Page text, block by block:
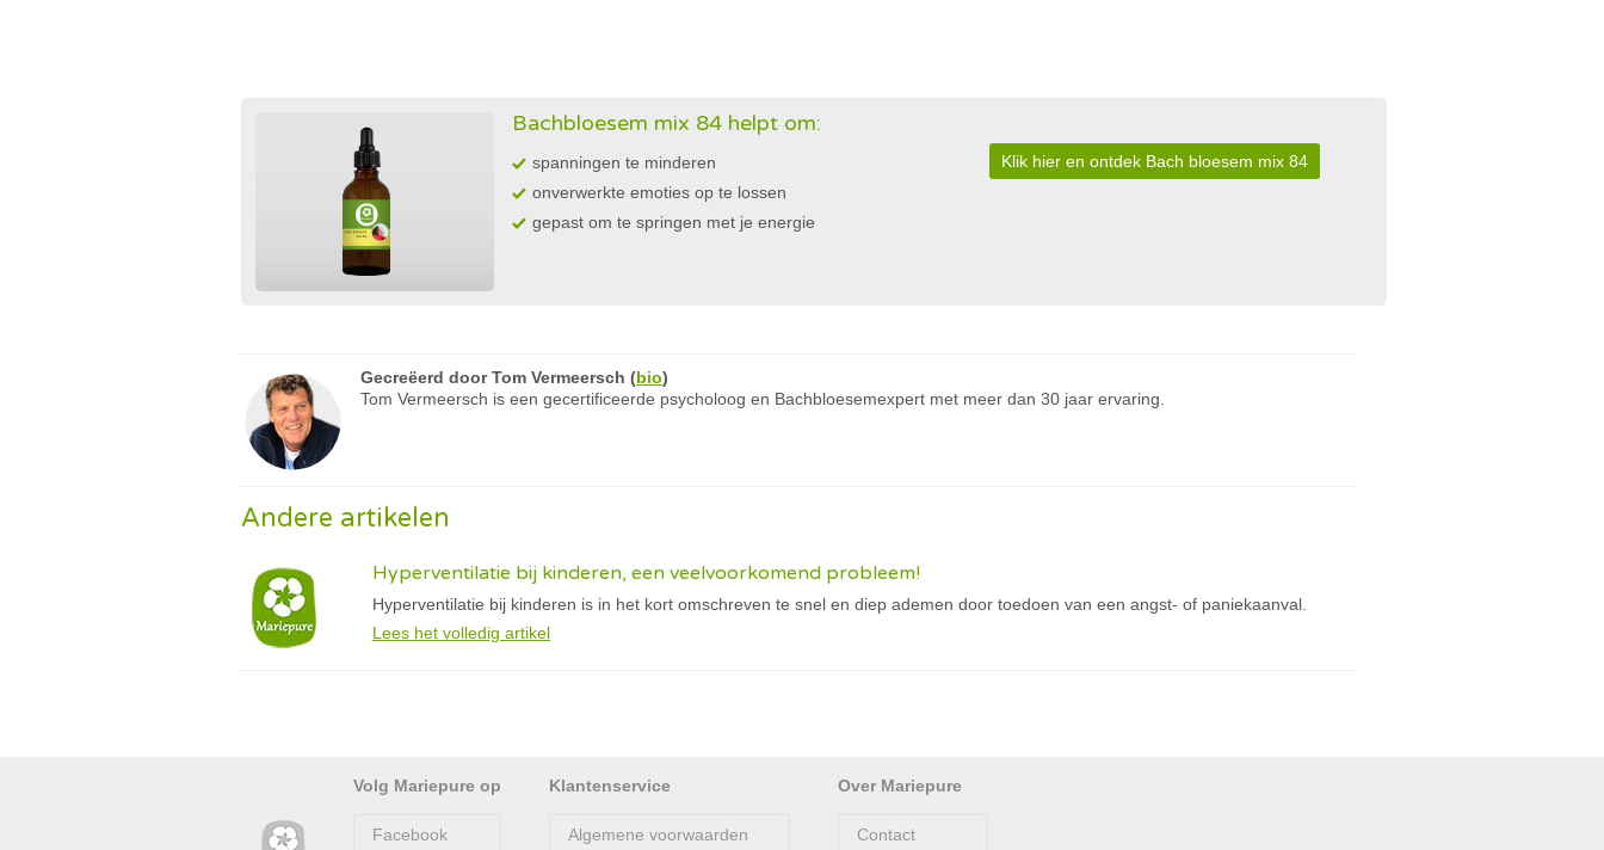
Bachbloesem mix 84 helpt om:
spanningen te minderen
onverwerkte emoties op te lossen
gepast om te springen met je energie
Klik hier en ontdek Bach bloesem mix 84
Gecreëerd doorTom Vermeersch (bio)
Tom Vermeersch is een gecertificeerde psycholoog en Bachbloesemexpert met meer dan 30 jaar ervaring.
Andere artikelen
Hyperventilatie bij kinderen, een veelvoorkomend probleem!
Hyperventilatie bij kinderen is in het kort omschreven te snel en diep ademen door toedoen van een angst- of paniekaanval.
Lees het volledig artikel
Volg Mariepure op
Facebook
Klantenservice
Algemene voorwaarden
Over Mariepure
Contact